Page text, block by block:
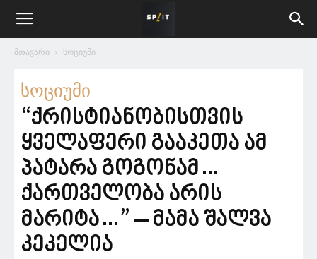
მთავარი სოციუმი
სოციუმი
“ქრისტიანობისთვის
ყველაფერი გააკეთა ამ
პატარა გოგონამ…
ქართველობა არის
მარიტა…” – მამა შალვა
კეკელია